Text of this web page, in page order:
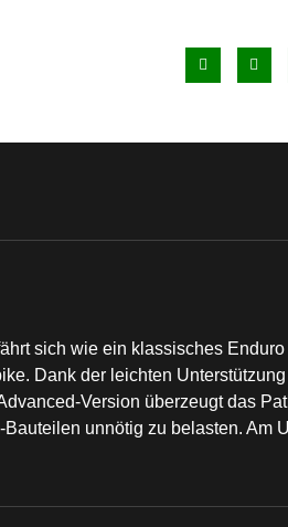
sich wie ein klassisches
Dank der leichten
Version überzeugt das
unnötig zu belasten. Am